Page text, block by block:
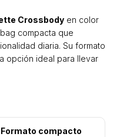
Crossbody en color
compacta que
diaria. Su formato
opción ideal para llevar
Formato compacto